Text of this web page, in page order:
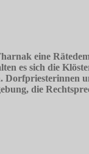
eine
es sich die
Dorfpriesterinnen
die